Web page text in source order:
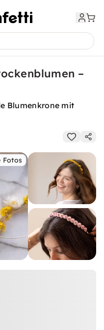
–
Blumenkrone mit
Fotos